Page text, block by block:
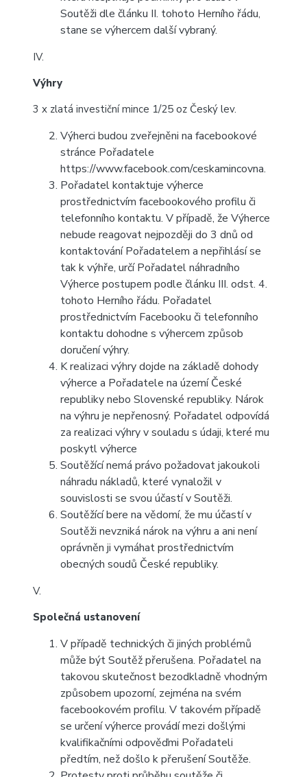
Soutěži dle článku II. tohoto Herního řádu,
stane se výhercem další vybraný.
IV.
Výhry
3 x zlatá investiční mince 1/25 oz Český lev.
Výherci budou zveřejněni na facebookové
stránce Pořadatele
https://www.facebook.com/ceskamincovna.
Pořadatel kontaktuje výherce
prostřednictvím facebookového profilu či
telefonního kontaktu. V případě, že Výherce
nebude reagovat nejpozději do 3 dnů od
kontaktování Pořadatelem a nepřihlásí se
tak k výhře, určí Pořadatel náhradního
Výherce postupem podle článku III. odst. 4.
tohoto Herního řádu. Pořadatel
prostřednictvím Facebooku či telefonního
kontaktu dohodne s výhercem způsob
doručení výhry.
K realizaci výhry dojde na základě dohody
výherce a Pořadatele na území České
republiky nebo Slovenské republiky. Nárok
na výhru je nepřenosný. Pořadatel odpovídá
za realizaci výhry v souladu s údaji, které mu
poskytl výherce
Soutěžící nemá právo požadovat jakoukoli
náhradu nákladů, které vynaložil v
souvislosti se svou účastí v Soutěži.
Soutěžící bere na vědomí, že mu účastí v
Soutěži nevzniká nárok na výhru a ani není
oprávněn ji vymáhat prostřednictvím
obecných soudů České republiky.
V.
Společná ustanovení
V případě technických či jiných problémů
může být Soutěž přerušena. Pořadatel na
takovou skutečnost bezodkladně vhodným
způsobem upozorní, zejména na svém
facebookovém profilu. V takovém případě
se určení výherce provádí mezi došlými
kvalifikačními odpověďmi Pořadateli
předtím, než došlo k přerušení Soutěže.